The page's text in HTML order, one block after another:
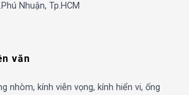
Nhuận, Tp.HCM
văn
nhòm, kính viễn vọng, kính hiển vi, ống